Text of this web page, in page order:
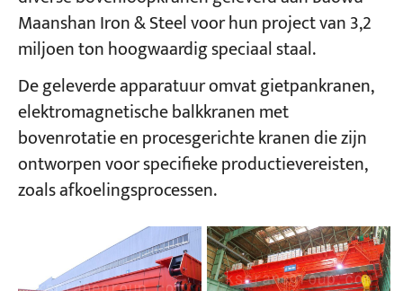
Maanshan Iron & Steel voor hun project van 3,2
miljoen ton hoogwaardig speciaal staal.
De geleverde apparatuur omvat gietpankranen,
elektromagnetische balkkranen met
bovenrotatie en procesgerichte kranen die zijn
ontworpen voor specifieke productievereisten,
zoals afkoelingsprocessen.